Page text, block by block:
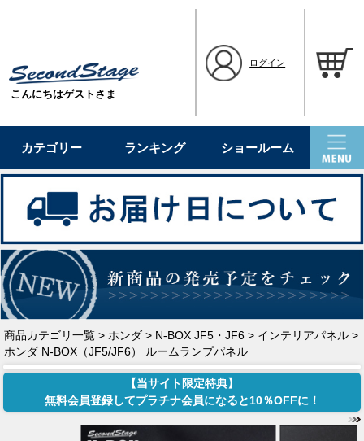
こんにちはゲストさま
ログイン
カテゴリー ランキング ショールーム
商品カテゴリ一覧 > ホンダ > N-BOX JF5・JF6 > インテリアパネル >
ホンダ N-BOX（JF5/JF6） ルームランプパネル
【当サイト限定特典】
無料会員登録してプラチナ会員になると10％OFFに！